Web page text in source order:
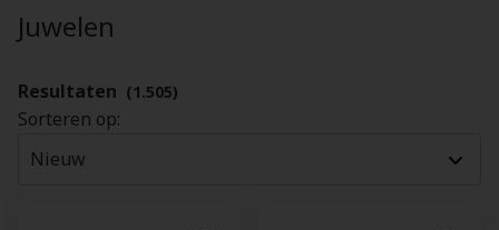
Juwelen
Resultaten (1.505)
Sorteren op: